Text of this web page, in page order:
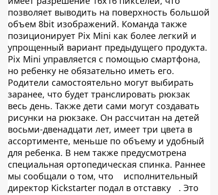
позволяет выводить на поверхность большой
объем 8bit изображений. Команда также
позиционирует Pix Mini как более легкий и
упрощенный вариант предыдущего продукта.
Pix Mini управляется с помощью смартфона,
но ребенку не обязательно иметь его.
Родители самостоятельно могут выбирать
заранее, что будет транслировать рюкзак
весь день. Также дети сами могут создавать
рисунки на рюкзаке. Он рассчитан на детей
восьми-двенадцати лет, имеет три цвета в
ассортименте, меньше по объему и удобный
для ребенка. В нем также предусмотрена
специальная ортопедическая спинка. Раннее
мы сообщали о том, что
исполнительный
директор Kickstarter подал в отставку
. Это